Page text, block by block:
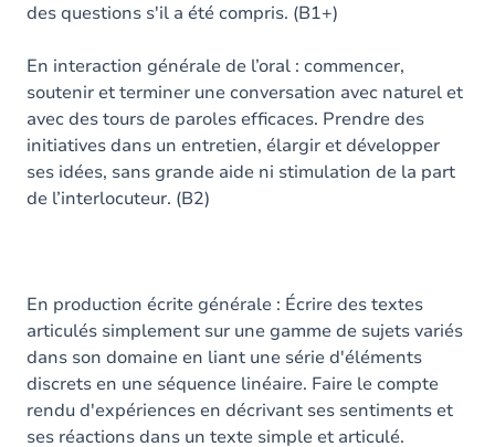
des questions s'il a été compris. (B1+)
En interaction générale de l’oral : commencer,
soutenir et terminer une conversation avec naturel et
avec des tours de paroles efficaces. Prendre des
initiatives dans un entretien, élargir et développer
ses idées, sans grande aide ni stimulation de la part
de l’interlocuteur. (B2)
En production écrite générale : Écrire des textes
articulés simplement sur une gamme de sujets variés
dans son domaine en liant une série d'éléments
discrets en une séquence linéaire. Faire le compte
rendu d'expériences en décrivant ses sentiments et
ses réactions dans un texte simple et articulé.